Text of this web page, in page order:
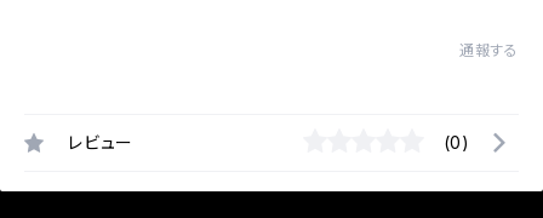
通報する
レビュー (0)